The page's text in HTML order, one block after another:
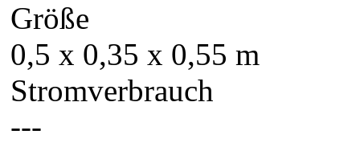
Größe
0,5 x 0,35 x 0,55 m
Stromverbrauch
---